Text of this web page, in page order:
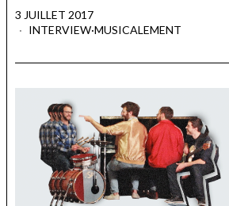
3 JUILLET 2017
INTERVIEW·MUSICALEMENT